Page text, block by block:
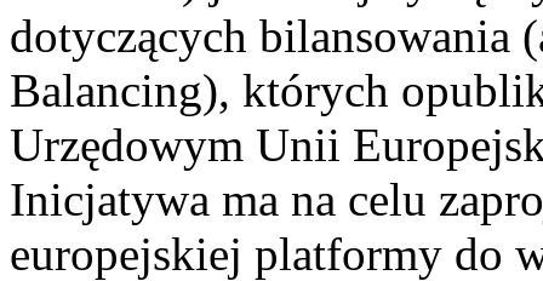
dotyczących bilansowania
Balancing), których
Urzędowym Unii
Inicjatywa ma na celu
europejskiej platformy do